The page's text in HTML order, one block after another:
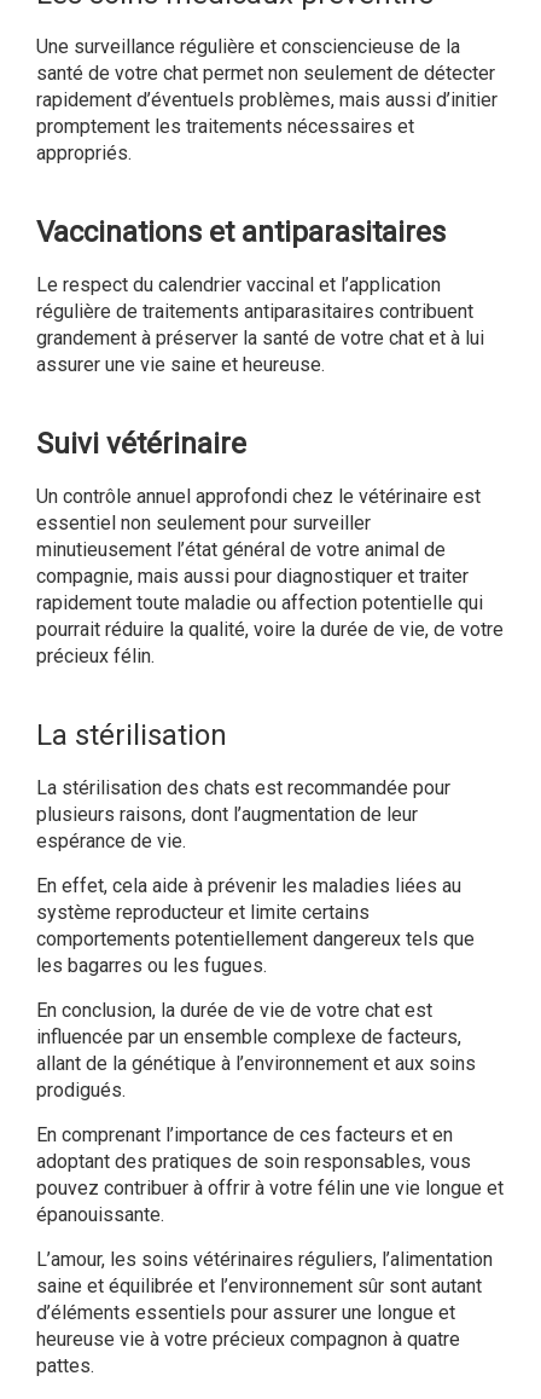
Une surveillance régulière et consciencieuse de la
santé de votre chat permet non seulement de détecter
rapidement d’éventuels problèmes, mais aussi d’initier
promptement les traitements nécessaires et
appropriés.
Vaccinations et antiparasitaires
Le respect du calendrier vaccinal et l’application
régulière de traitements antiparasitaires contribuent
grandement à préserver la santé de votre chat et à lui
assurer une vie saine et heureuse.
Suivi vétérinaire
Un contrôle annuel approfondi chez le vétérinaire est
essentiel non seulement pour surveiller
minutieusement l’état général de votre animal de
compagnie, mais aussi pour diagnostiquer et traiter
rapidement toute maladie ou affection potentielle qui
pourrait réduire la qualité, voire la durée de vie, de votre
précieux félin.
La stérilisation
La stérilisation des chats est recommandée pour
plusieurs raisons, dont l’augmentation de leur
espérance de vie.
En effet, cela aide à prévenir les maladies liées au
système reproducteur et limite certains
comportements potentiellement dangereux tels que
les bagarres ou les fugues.
En conclusion, la durée de vie de votre chat est
influencée par un ensemble complexe de facteurs,
allant de la génétique à l’environnement et aux soins
prodigués.
En comprenant l’importance de ces facteurs et en
adoptant des pratiques de soin responsables, vous
pouvez contribuer à offrir à votre félin une vie longue et
épanouissante.
L’amour, les soins vétérinaires réguliers, l’alimentation
saine et équilibrée et l’environnement sûr sont autant
d’éléments essentiels pour assurer une longue et
heureuse vie à votre précieux compagnon à quatre
pattes.